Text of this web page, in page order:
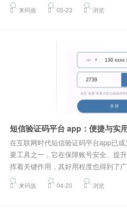
来码族 05-23 浏览
短信验证码平台 app：便捷与实
在互联网时代短信验证码平台app已
要工具之一，它在保障账号安全、提
挥着关键作用，其好用程度也得到了
来码族 04-20 浏览